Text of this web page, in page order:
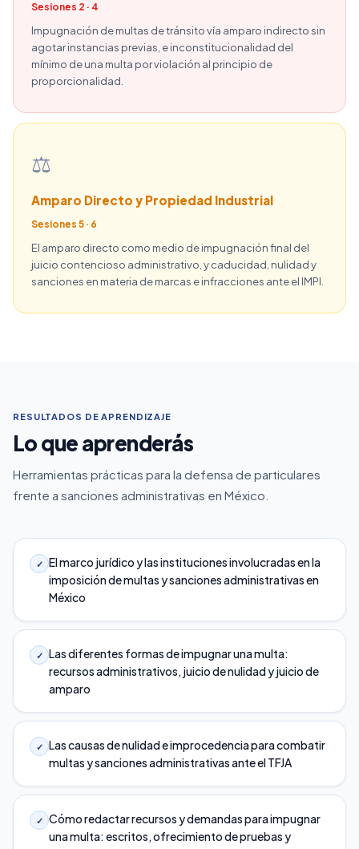
Sesiones 2 · 4
Impugnación de multas de tránsito vía amparo indirecto sin
agotar instancias previas, e inconstitucionalidad del
mínimo de una multa por violación al principio de
proporcionalidad.
⚖️
Amparo Directo y Propiedad Industrial
Sesiones 5 · 6
El amparo directo como medio de impugnación final del
juicio contencioso administrativo, y caducidad, nulidad y
sanciones en materia de marcas e infracciones ante el IMPI.
RESULTADOS DE APRENDIZAJE
Lo que aprenderás
Herramientas prácticas para la defensa de particulares
frente a sanciones administrativas en México.
✓
El marco jurídico y las instituciones involucradas en la
imposición de multas y sanciones administrativas en
México
✓
Las diferentes formas de impugnar una multa:
recursos administrativos, juicio de nulidad y juicio de
amparo
✓
Las causas de nulidad e improcedencia para combatir
multas y sanciones administrativas ante el TFJA
✓
Cómo redactar recursos y demandas para impugnar
una multa: escritos, ofrecimiento de pruebas y